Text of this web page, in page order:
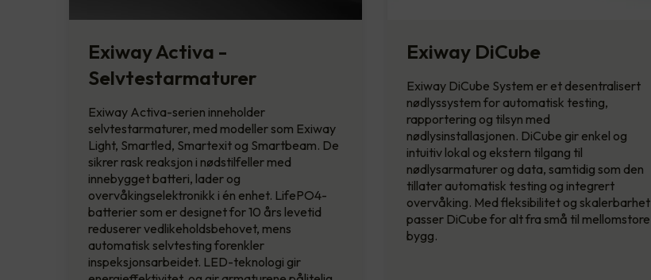
Exiway Activa -
Selvtestarmaturer
Exiway Activa-serien inneholder
selvtestarmaturer, med modeller som Exiway
Light, Smartled, Smartexit og Smartbeam. De
sikrer rask reaksjon i nødstilfeller med
innebygget batteri, lader og
overvåkingselektronikk i én enhet. LifePO4-
batterier som er designet for 10 års levetid
reduserer vedlikeholdsbehovet, mens
automatisk selvtesting forenkler
inspeksjonsarbeidet. LED-teknologi gir
Exiway DiCube
Exiway DiCube System er et desentralisert
nødlyssystem for automatisk testing,
rapportering og tilsyn med
nødlysinstallasjonen. DiCube gir enkel og
intuitiv lokal og ekstern tilgang til
nødlysarmaturer og data, samtidig som den
tillater automatisk testing og integrert
overvåking. Med fleksibilitet og skalerbarhet
passer DiCube for alt fra små til mellomstore
bygg.